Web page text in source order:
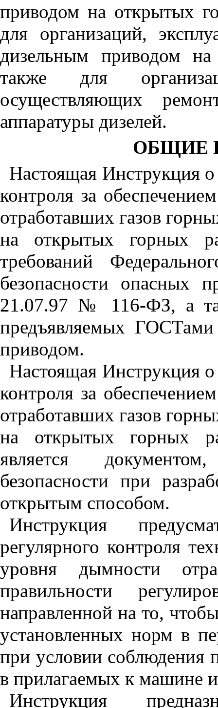
приводом на открытых
для организаций,
дизельным приводом
также для
осуществляющих
аппаратуры дизелей.
ОБЩИЕ
Настоящая Инструкция
контроля за
отработавших газов
на открытых горных
требований
безопасности опасных
21.07.97 № 116-ФЗ, а
предъявляемых
приводом.
Настоящая Инструкция
контроля за
отработавших газов
на открытых горных
является
безопасности при
открытым способом.
Инструкция
регулярного контроля
уровня дымности
правильности
направленной на то,
установленных норм в
при условии соблюдения
в прилагаемых к машине
Инструкция